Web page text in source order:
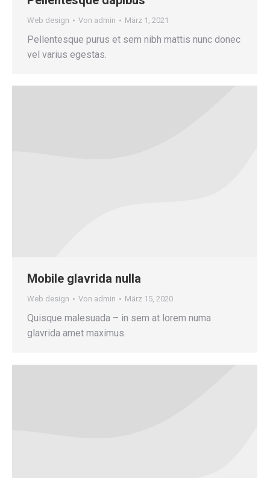
Web design Von admin März 1, 2021
Pellentesque purus et sem nibh mattis nunc donec
vel varius egestas.
Mobile glavrida nulla
Web design Von admin März 15, 2020
Quisque malesuada – in sem at lorem numa
glavrida amet maximus.